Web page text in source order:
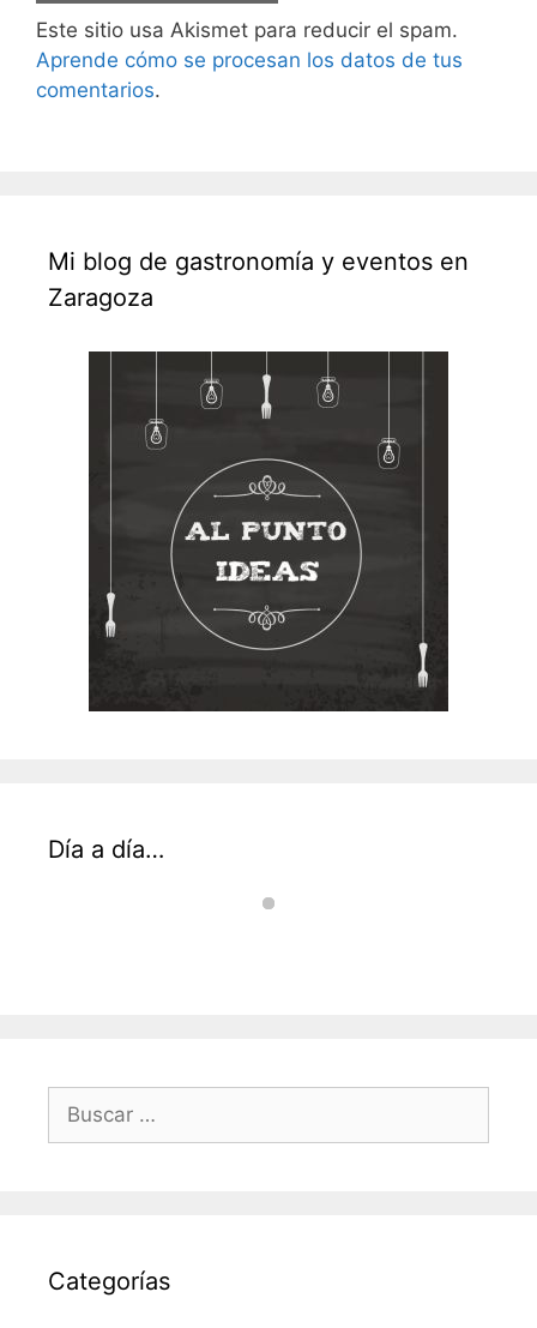
Este sitio usa Akismet para reducir el spam.
Aprende cómo se procesan los datos de tus
comentarios.
Mi blog de gastronomía y eventos en
Zaragoza
Día a día…
Buscar:
Categorías